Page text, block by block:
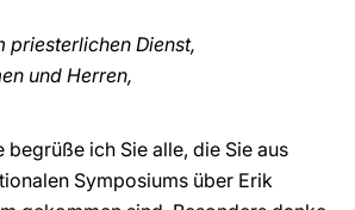
priesterlichen Dienst,
und Herren,
begrüße ich Sie alle, die Sie aus
Symposiums über Erik